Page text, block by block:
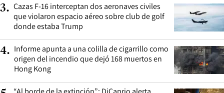
3. Cazas F-16 interceptan dos aeronaves civiles
que violaron espacio aéreo sobre club de golf
donde estaba Trump
4. Informe apunta a una colilla de cigarrillo como
origen del incendio que dejó 168 muertos en
Hong Kong